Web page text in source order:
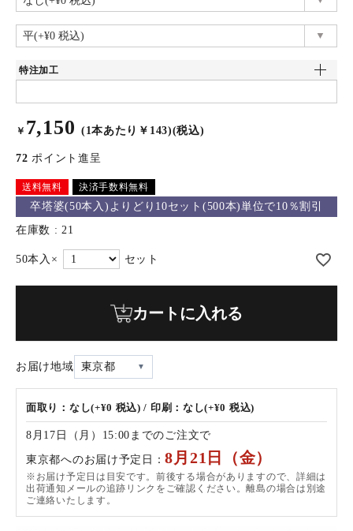
特注加工
￥ 7,150 (1本あたり￥143)(税込)
72 ポイント進呈
送料無料 決済手数料無料
卒塔婆(50本入)よりどり10セット(500本)単位で10％割引
在庫数
21
カートに入れる
お届け地域 東京都
面取り：なし(+¥0 税込) / 印刷：なし(+¥0 税込)
8月17日（月）15:00までのご注文で
東京都へのお届け予定日：8月21日（金）
※お届け予定日は目安です。前後する場合がありますので、詳細は
出荷通知メールの追跡リンクをご確認ください。離島の場合は別途
ご連絡いたします。